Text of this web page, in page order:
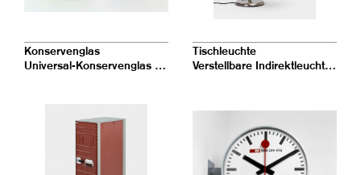
Konservenglas
Universal-Konservenglas Bülach
Tischleuchte
Verstellbare Indirektleuchte, Modell 4.344